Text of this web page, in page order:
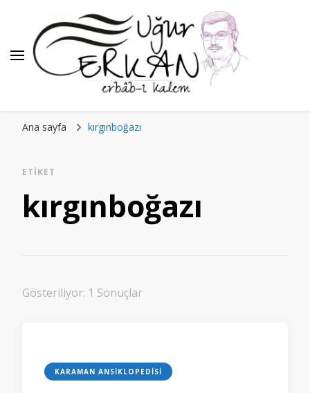
Ana sayfa kırgınboğazı
ETIKET
kırgınboğazı
Gösteriliyor: 1 Sonuçlar
KARAMAN ANSIKLOPEDISI